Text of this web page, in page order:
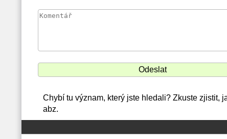
Chybí tu význam, který jste hledali? Zkuste zjistit,
abz.